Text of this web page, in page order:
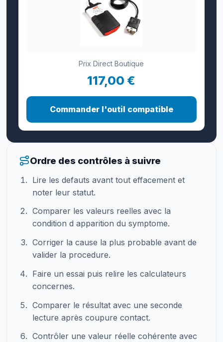
Prix Direct Boutique
117,00 €
Commander l'outil compatible
Ordre des contrôles à suivre
Lire les defauts avant tout effacement et
noter leur statut.
Comparer les valeurs reelles avec la
condition d apparition du symptome.
Corriger la cause la plus probable avant de
valider la procedure.
Faire un essai puis relire les calculateurs
concernes.
Comparer le résultat avec une seconde
lecture après coupure contact.
Contrôler une valeur réelle cohérente avec